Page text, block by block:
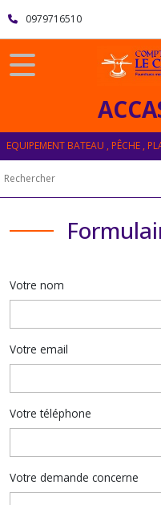
0979716510
Votre nom
Votre email
Votre téléphone
Votre demande concerne